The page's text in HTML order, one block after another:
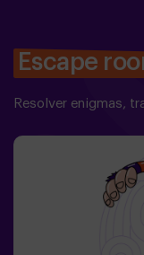
Escape
Resolver enigmas,